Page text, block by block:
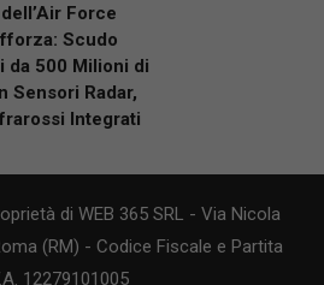
Force
Scudo
da 500 Milioni di
Sensori Radar,
Integrati
di WEB 365 SRL - Via Nicola
(RM) - Codice Fiscale e Partita
12279101005